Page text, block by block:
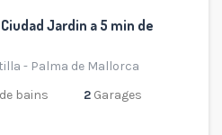
Jardin a 5 min de
- Palma de Mallorca
bains 2 Garages